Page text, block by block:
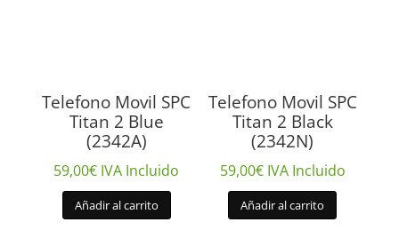
Telefono Movil SPC
Titan 2 Blue
(2342A)
59,00€ IVA Incluido
Añadir al carrito
Telefono Movil SPC
Titan 2 Black
(2342N)
59,00€ IVA Incluido
Añadir al carrito